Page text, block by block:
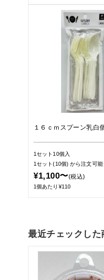
１６ｃｍスプーン乳白
1セット10個入
1セット(10個)から注文可能
¥1,100〜(税込)
1個あたり¥110
最近チェックした